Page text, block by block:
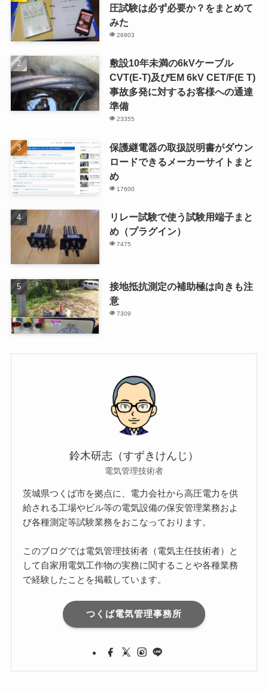
圧試験は必ず必要か？をまとめて
みた
26903
敷設10年未満の6kVケーブル
CVT(E-T)及びEM 6kV CET/F(E T)
事故多発に対するお客様への通達
準備
23355
保護継電器の取扱説明書がダウン
ロードできるメーカーサイトまと
め
17600
リレー試験で使う試験用端子まと
め（プラグイン）
7475
接地抵抗測定の補助極は向きも注
意
7309
鈴木研志（すずきけんじ）
電気管理技術者
茨城県つくば市を拠点に、電力会社から高圧電力を供
給される工場やビル等の電気設備の保安管理業務およ
び各種測定等試験業務をおこなっております。
このブログでは電気管理技術者（電気主任技術者）と
して自家用電気工作物の実務に関することや各種業務
で経験したことを掲載しています。
つくば電気管理事務所